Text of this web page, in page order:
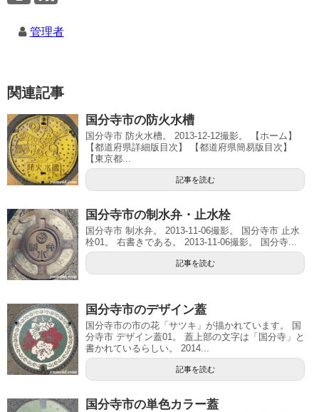
管理者
関連記事
国分寺市の防火水槽
国分寺市 防火水槽。 2013-12-12撮影。 【ホーム】
【都道府県詳細版目次】 【都道府県簡易版目次】
【東京都...
記事を読む
国分寺市の制水弁・止水栓
国分寺市 制水弁。 2013-11-06撮影。 国分寺市 止水
栓01。 右書きである。 2013-11-06撮影。 国分寺...
記事を読む
国分寺市のデザイン蓋
国分寺市の市の花「サツキ」が描かれています。 国
分寺市 デザイン蓋01。 蓋上部の文字は「国分寺」と
書かれているらしい。 2014...
記事を読む
国分寺市の単色カラー蓋